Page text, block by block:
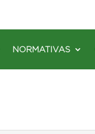
NORMATIVAS